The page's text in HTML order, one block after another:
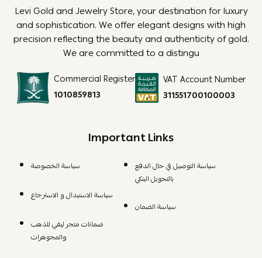
Important Links
سياسة الخصوصة
سياسة الاستبدال و الاسترجاع
ضمانات متجر ليفي للذهب
والمجوهرات
سياسة التوصيل في حال الدفع
بالتحويل البنكي
سياسة الضمان
Levi Gold and Jewelry Store, your destination for luxury
and sophistication. We offer elegant designs with high
precision reflecting the beauty and authenticity of gold.
We are committed to a distingu
Commercial Register
1010859813
VAT Account Number
311551700100003